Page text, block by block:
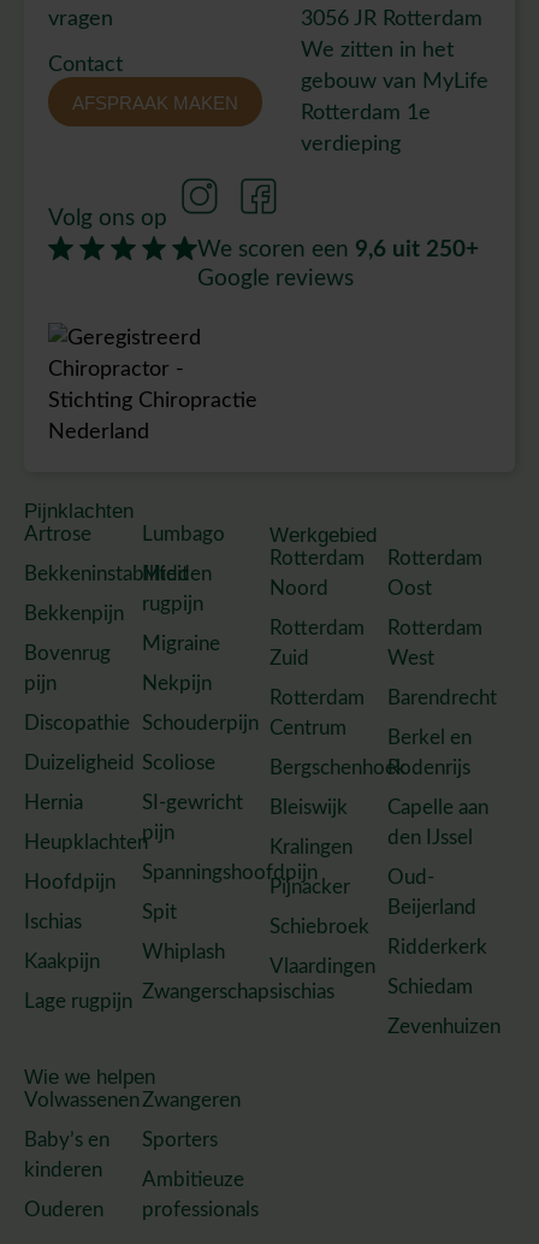
vragen
Contact
AFSPRAAK MAKEN
3056 JR Rotterdam
We zitten in het
gebouw van MyLife
Rotterdam 1e
verdieping
Volg ons op
We scoren een 9,6 uit 250+
Google reviews
Pijnklachten
Artrose
Bekkeninstabiliteit
Bekkenpijn
Bovenrug
pijn
Discopathie
Duizeligheid
Hernia
Heupklachten
Hoofdpijn
Ischias
Kaakpijn
Lage rugpijn
Lumbago
Midden
rugpijn
Migraine
Nekpijn
Schouderpijn
Scoliose
SI-gewricht
pijn
Spanningshoofdpijn
Spit
Whiplash
Zwangerschapsischias
Wie we helpen
Volwassenen
Baby’s en
kinderen
Ouderen
Zwangeren
Sporters
Ambitieuze
professionals
Werkgebied
Rotterdam
Noord
Rotterdam
Zuid
Rotterdam
Centrum
Bergschenhoek
Bleiswijk
Kralingen
Pijnacker
Schiebroek
Vlaardingen
Rotterdam
Oost
Rotterdam
West
Barendrecht
Berkel en
Rodenrijs
Capelle aan
den IJssel
Oud-
Beijerland
Ridderkerk
Schiedam
Zevenhuizen